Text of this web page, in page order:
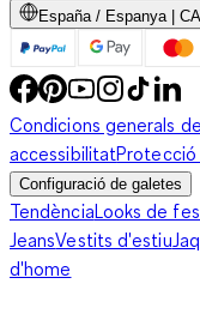
España / Espanya | CA
Condicions generals
accessibilitatProtecció
Configuració de galetes
TendènciaLooks de
JeansVestits d'estiu
d'home